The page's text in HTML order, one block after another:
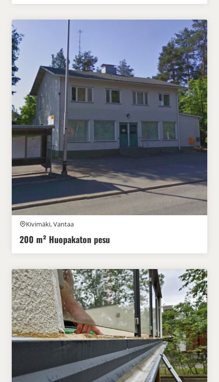
Kivimäki, Vantaa
200 m² Huopakaton pesu